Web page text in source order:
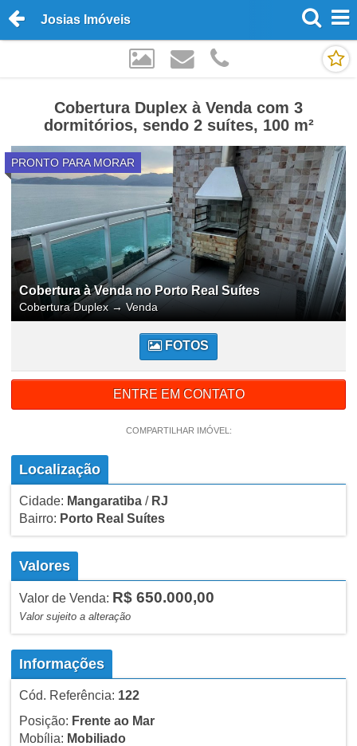
Josias Imóveis
Cobertura Duplex à Venda com 3
dormitórios, sendo 2 suítes, 100 m²
PRONTO PARA MORAR
Cobertura à Venda no Porto Real Suítes
Cobertura Duplex → Venda
FOTOS
ENTRE EM CONTATO
COMPARTILHAR IMÓVEL:
Localização
Cidade: Mangaratiba/ RJ
Bairro: Porto Real Suítes
Valores
Valor de Venda: R$ 650.000,00
Valor sujeito a alteração
Informações
Cód. Referência: 122
Posição: Frente ao Mar
Mobília: Mobiliado